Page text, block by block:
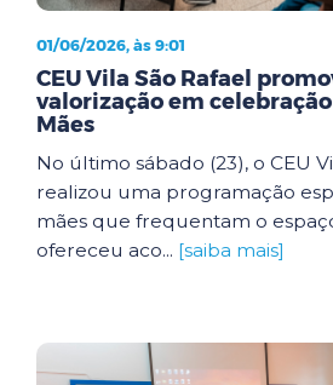
01/06/2026, às 9:01
CEU Vila São Rafael
valorização em celebração
Mães
No último sábado (23), o CEU
realizou uma programação
mães que frequentam o
ofereceu aco... [saiba mais]